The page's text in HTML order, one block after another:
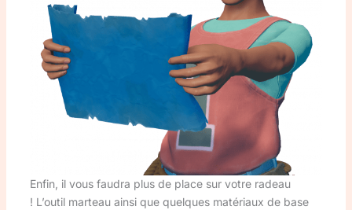
Enfin, il vous faudra plus de place sur votre radeau
! L’outil marteau ainsi que quelques matériaux de base